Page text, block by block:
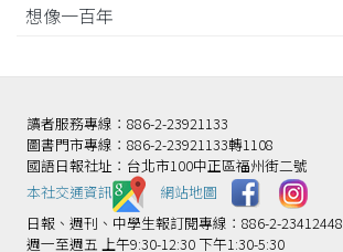
想像一百年
讀者服務專線：886-2-23921133
圖書門市專線：886-2-23921133轉1108
國語日報社址：台北市100中正區福州街二號
本社交通資訊️
網站地圖
日報、週刊、中學生報訂閱專線：886-2-23412448
週一至週五 上午9:30-12:30 下午1:30-5:30